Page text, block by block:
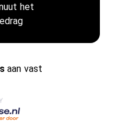
het
aan vast